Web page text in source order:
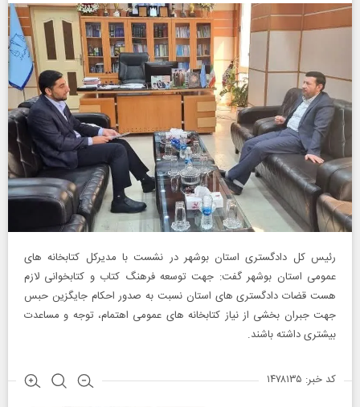
رئیس کل دادگستری استان بوشهر در نشست با مدیرکل کتابخانه های
عمومی استان بوشهر گفت: جهت توسعه فرهنگ کتاب و کتابخوانی لازم
هست قضات دادگستری های استان نسبت به صدور احکام جایگزین حبس
جهت جبران بخشی از نیاز کتابخانه های عمومی اهتمام، توجه و مساعدت
بیشتری داشته باشند.
کد خبر: ۱۴۷۸۱۳۵